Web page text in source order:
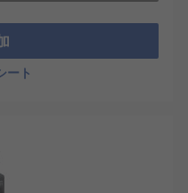
で取り扱っていま
格でご用意してい
ジ
ート